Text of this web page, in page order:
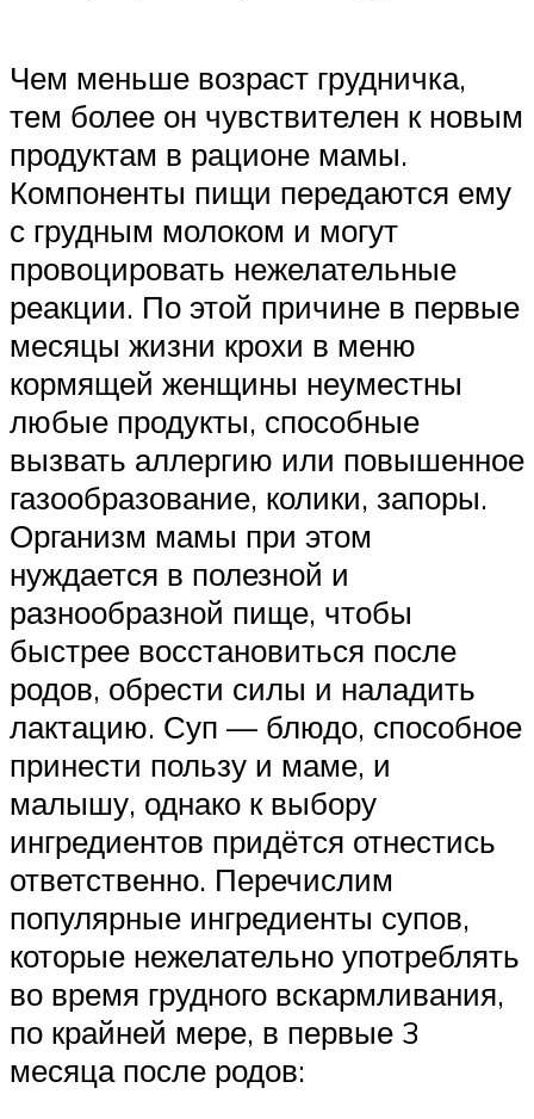
Чем меньше возраст грудничка,
тем более он чувствителен к новым
продуктам в рационе мамы.
Компоненты пищи передаются ему
с грудным молоком и могут
провоцировать нежелательные
реакции. По этой причине в первые
месяцы жизни крохи в меню
кормящей женщины неуместны
любые продукты, способные
вызвать аллергию или повышенное
газообразование, колики, запоры.
Организм мамы при этом
нуждается в полезной и
разнообразной пище, чтобы
быстрее восстановиться после
родов, обрести силы и наладить
лактацию. Суп — блюдо, способное
принести пользу и маме, и
малышу, однако к выбору
ингредиентов придётся отнестись
ответственно. Перечислим
популярные ингредиенты супов,
которые нежелательно употреблять
во время грудного вскармливания,
по крайней мере, в первые 3
месяца после родов: